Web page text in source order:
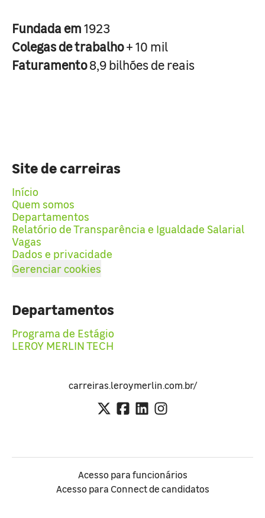
Fundada em1923
Colegas de trabalho+ 10 mil
Faturamento8,9 bilhões de reais
Site de carreiras
Início
Quem somos
Departamentos
Relatório de Transparência e Igualdade Salarial
Vagas
Dados e privacidade
Gerenciar cookies
Departamentos
Programa de Estágio
LEROY MERLIN TECH
carreiras.leroymerlin.com.br/
Acesso para funcionários
Acesso para Connect de candidatos